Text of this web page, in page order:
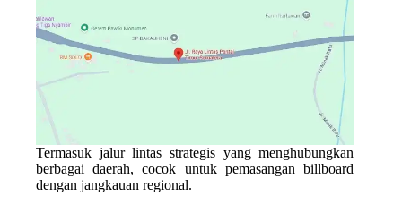
Termasuk jalur lintas strategis yang menghubungkan
berbagai daerah, cocok untuk pemasangan billboard
dengan jangkauan regional.